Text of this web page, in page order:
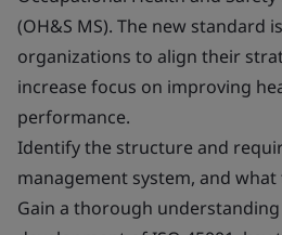
(OH&S MS). The new standard
organizations to align their
increase focus on improving
performance.
Identify the structure and
management system, and
Gain a thorough